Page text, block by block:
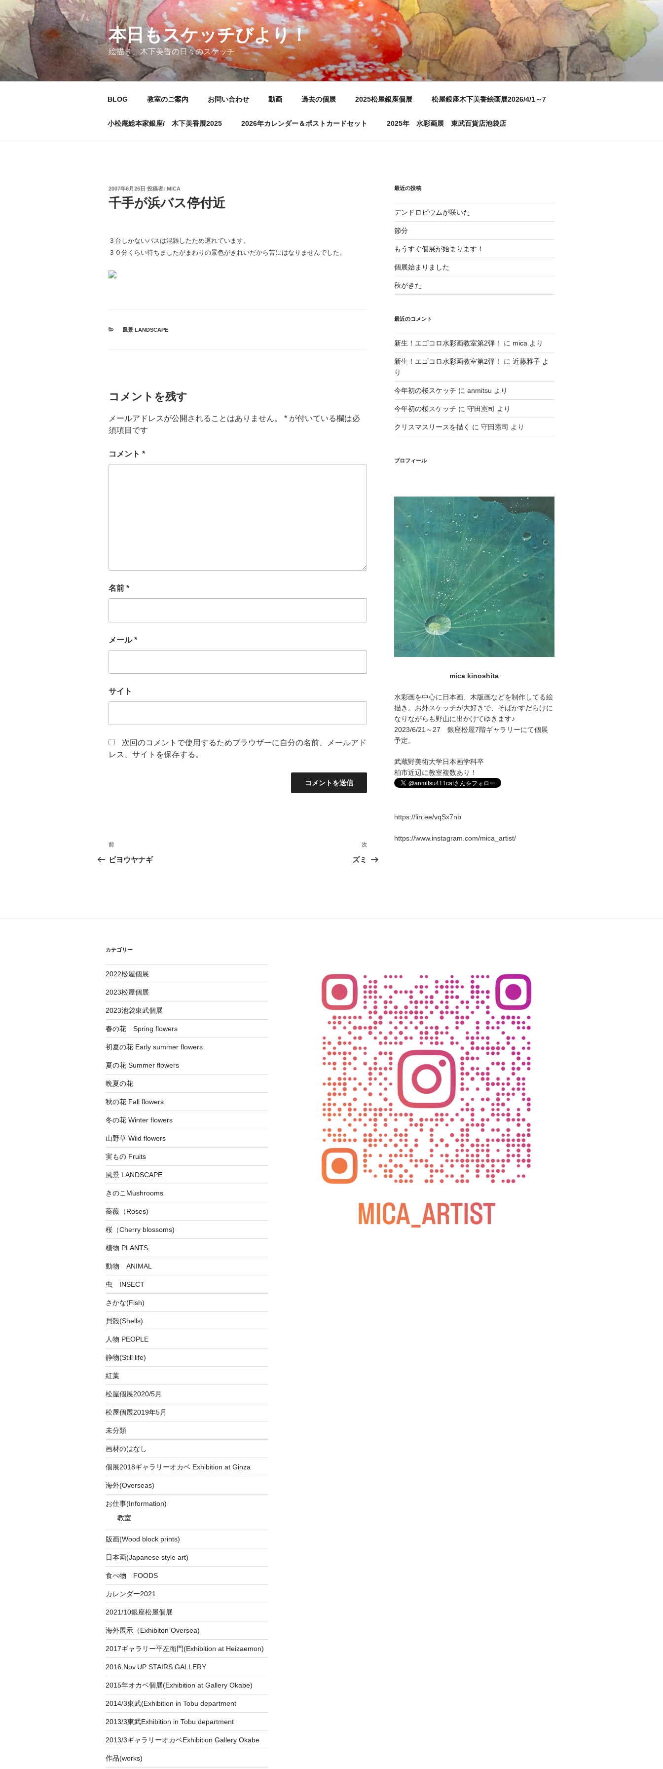
ン
テ
ン
ツ
へ
本日もスケッチびより！
絵描き、木下美香の日々のスケッチ
BLOG 教室のご案内 お問い合わせ 動画 過去の個展 2025松屋銀座個展 松屋銀座木下美香絵画展2026/4/1～7
小松庵総本家銀座/ 木下美香展2025 2026年カレンダー＆ポストカードセット 2025年 水彩画展 東武百貨店池袋店
投
稿
日:
2007年6月26日 投稿者: MICA
千手が浜バス停付近
３台しかないバスは混雑したため遅れています。
３０分くらい待ちましたがまわりの景色がきれいだから苦にはなりませんでした。
カ
風景 LANDSCAPE
コメントを残す
メールアドレスが公開されることはありません。 * が付いている欄は必
須項目です
コメント *
名前 *
メール*
サイト
次回のコメントで使用するためブラウザーに自分の名前、メールアド
レス、サイトを保存する。
投
稿
シ
ョ
ン
過
去
前
ビヨウヤナギ
次
の
次
ズミ
最近の投稿
デンドロビウムが咲いた
節分
もうすぐ個展が始まります！
個展始まりました
秋がきた
最近のコメント
新生！エゴコロ水彩画教室第2弾！ に mica より
新生！エゴコロ水彩画教室第2弾！ に 近藤雅子よ
り
今年初の桜スケッチ に anmitsu より
今年初の桜スケッチ に 守田憲司 より
クリスマスリースを描く に 守田憲司 より
プロフィール
mica kinoshita
水彩画を中心に日本画、木版画などを制作してる絵
描き。お外スケッチが大好きで、そばかすだらけに
なりながらも野山に出かけてゆきます♪
2023/6/21～27 銀座松屋7階ギャラリーにて個展
予定。
武蔵野美術大学日本画学科卒
柏市近辺に教室複数あり！
https://lin.ee/vqSx7nb
https://www.instagram.com/mica_artist/
カテゴリー
2022松屋個展
2023松屋個展
2023池袋東武個展
春の花 Spring flowers
初夏の花 Early summer flowers
夏の花 Summer flowers
晩夏の花
秋の花 Fall flowers
冬の花 Winter flowers
山野草 Wild flowers
実もの Fruits
風景 LANDSCAPE
きのこMushrooms
薔薇（Roses)
桜（Cherry blossoms)
植物 PLANTS
動物 ANIMAL
虫 INSECT
さかな(Fish)
貝殻(Shells)
人物 PEOPLE
静物(Still life)
紅葉
松屋個展2020/5月
松屋個展2019年5月
未分類
画材のはなし
個展2018ギャラリーオカベ Exhibition at Ginza
海外(Overseas)
お仕事(Information)
教室
版画(Wood block prints)
日本画(Japanese style art)
食べ物 FOODS
カレンダー2021
2021/10銀座松屋個展
海外展示（Exhibiton Oversea)
2017ギャラリー平左衛門(Exhibition at Heizaemon)
2016.Nov.UP STAIRS GALLERY
2015年オカベ個展(Exhibition at Gallery Okabe)
2014/3東武(Exhibition in Tobu department
2013/3東武Exhibition in Tobu department
2013/3ギャラリーオカベExhibition Gallery Okabe
作品(works)